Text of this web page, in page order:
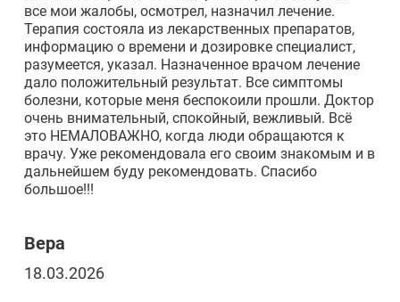
все мои жалобы, осмотрел, назначил лечение.
Терапия состояла из лекарственных препаратов,
информацию о времени и дозировке специалист,
разумеется, указал. Назначенное врачом лечение
дало положительный результат. Все симптомы
болезни, которые меня беспокоили прошли. Доктор
очень внимательный, спокойный, вежливый. Всё
это НЕМАЛОВАЖНО, когда люди обращаются к
врачу. Уже рекомендовала его своим знакомым и в
дальнейшем буду рекомендовать. Спасибо
большое!!!
Вера
18.03.2026